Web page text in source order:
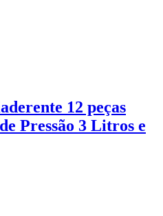
12 peças
Pressão 3 Litros e